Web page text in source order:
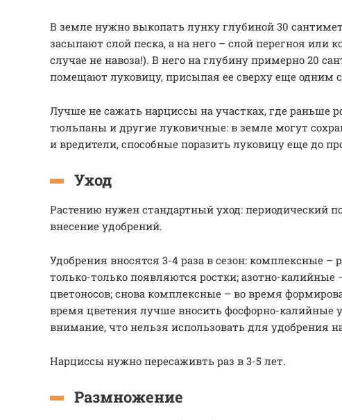
В земле нужно выкопать лунку глубиной 30
засыпают слой песка, а на него – слой перегноя или
случае не навоза!). В него на глубину примерно 20
помещают луковицу, присыпая ее сверху еще одним
Лучше не сажать нарциссы на участках, где раньше
тюльпаны и другие луковичные: в земле могут
и вредители, способные поразить луковицу еще до
Уход
Растению нужен стандартный уход: периодический
внесение удобрений.
Удобрения вносятся 3-4 раза в сезон: комплексные –
только-только появляются ростки; азотно-калийные
цветоносов; снова комплексные – во время
время цветения лучше вносить фосфорно-калийные
внимание, что нельзя использовать для удобрения
Нарциссы нужно пересаживть раз в 3-5 лет.
Размножение